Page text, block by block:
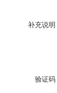
补充说明
验证码